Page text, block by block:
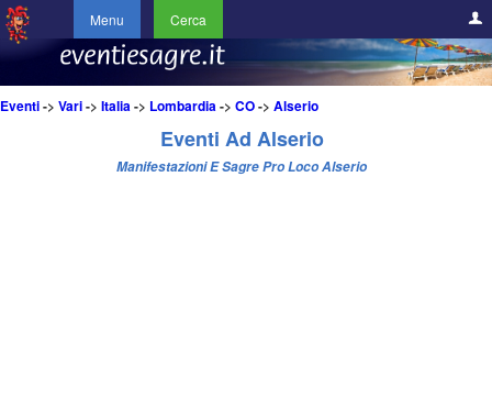
Menu Cerca
Eventi-> Vari-> Italia-> Lombardia-> CO-> Alserio
Eventi Ad Alserio
Manifestazioni E Sagre Pro Loco Alserio